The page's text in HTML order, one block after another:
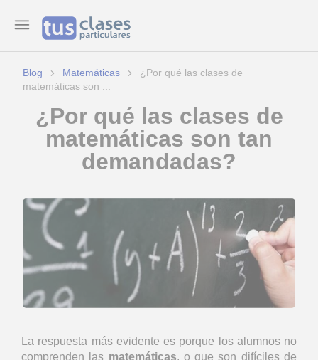
Blog Matemáticas
¿Por qué las clases de
matemáticas son ...
¿Por qué las clases de
matemáticas son tan
demandadas?
La respuesta más evidente es porque los alumnos no
comprenden las matemáticas, o que son difíciles de